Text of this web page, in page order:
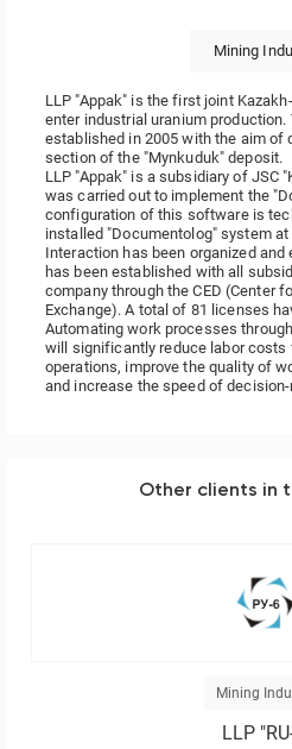
Mining
LLP "Appak" is the first joint
enter industrial uranium production.
established in 2005 with the aim of
section of the "Mynkuduk" deposit.
LLP "Appak" is a subsidiary of JSC
was carried out to implement the
configuration of this software is
installed "Documentolog" system at
Interaction has been organized
has been established with all
company through the CED (Center
Exchange). A total of 81 licenses
Automating work processes
will significantly reduce labor costs
operations, improve the quality of
and increase the speed of
Other clients in
Mining
LLP